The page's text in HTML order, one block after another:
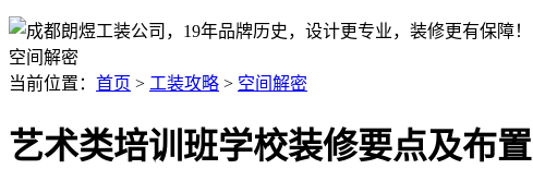
空间解密
当前位置： 首页 > 工装攻略 > 空间解密
艺术类培训班学校装修要点及布置